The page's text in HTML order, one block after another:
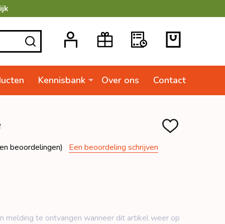
ZOEKEN
Kennisbank Over ons Contact
TOEVOEGEN
beoordelingen) Een beoordeling schrijven
​​melding te ontvangen wanneer dit artikel weer op